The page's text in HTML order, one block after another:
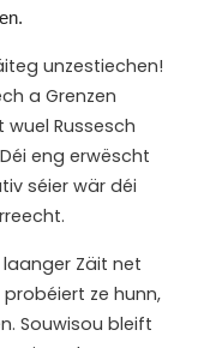
unzestiechen!
a Grenzen
Russesch
eng erwëscht
séier wär déi
laanger Zäit net
ze hunn,
Souwisou bleift